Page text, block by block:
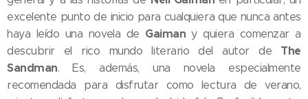
excelente punto de inicio para cualquiera que nunca antes
haya leído una novela de Gaiman y quiera comenzar a
descubrir el rico mundo literario del autor de The
Sandman. Es, además, una novela especialmente
recomendada para disfrutar como lectura de verano,